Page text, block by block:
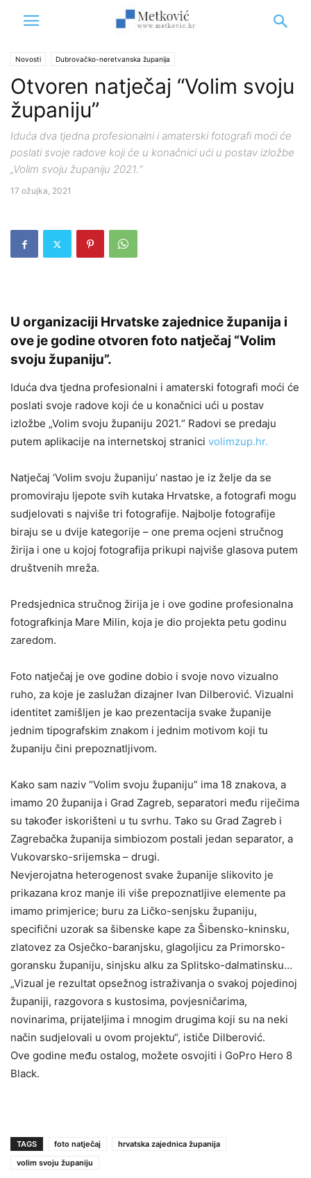
Novosti Dubrovačko-neretvanska županija
Otvoren natječaj “Volim svoju
županiju”
Iduća dva tjedna profesionalni i amaterski fotografi moći će
poslati svoje radove koji će u konačnici ući u postav izložbe
„Volim svoju županiju 2021.“
17 ožujka, 2021
U organizaciji Hrvatske zajednice županija i
ove je godine otvoren foto natječaj “Volim
svoju županiju”.
Iduća dva tjedna profesionalni i amaterski fotografi moći će
poslati svoje radove koji će u konačnici ući u postav
izložbe „Volim svoju županiju 2021.“ Radovi se predaju
putem aplikacije na internetskoj stranici volimzup.hr.
Natječaj ‘Volim svoju županiju’ nastao je iz želje da se
promoviraju ljepote svih kutaka Hrvatske, a fotografi mogu
sudjelovati s najviše tri fotografije. Najbolje fotografije
biraju se u dvije kategorije – one prema ocjeni stručnog
žirija i one u kojoj fotografija prikupi najviše glasova putem
društvenih mreža.
Predsjednica stručnog žirija je i ove godine profesionalna
fotografkinja Mare Milin, koja je dio projekta petu godinu
zaredom.
Foto natječaj je ove godine dobio i svoje novo vizualno
ruho, za koje je zaslužan dizajner Ivan Dilberović. Vizualni
identitet zamišljen je kao prezentacija svake županije
jednim tipografskim znakom i jednim motivom koji tu
županiju čini prepoznatljivom.
Kako sam naziv “Volim svoju županiju” ima 18 znakova, a
imamo 20 županija i Grad Zagreb, separatori među riječima
su također iskorišteni u tu svrhu. Tako su Grad Zagreb i
Zagrebačka županija simbiozom postali jedan separator, a
Vukovarsko-srijemska – drugi.
Nevjerojatna heterogenost svake županije slikovito je
prikazana kroz manje ili više prepoznatljive elemente pa
imamo primjerice; buru za Ličko-senjsku županiju,
specifični uzorak sa šibenske kape za Šibensko-kninsku,
zlatovez za Osječko-baranjsku, glagoljicu za Primorsko-
goransku županiju, sinjsku alku za Splitsko-dalmatinsku…
„Vizual je rezultat opsežnog istraživanja o svakoj pojedinoj
županiji, razgovora s kustosima, povjesničarima,
novinarima, prijateljima i mnogim drugima koji su na neki
način sudjelovali u ovom projektu“, ističe Dilberović.
Ove godine među ostalog, možete osvojiti i GoPro Hero 8
Black.
TAGS foto natječaj
hrvatska zajednica županija
volim svoju županiju